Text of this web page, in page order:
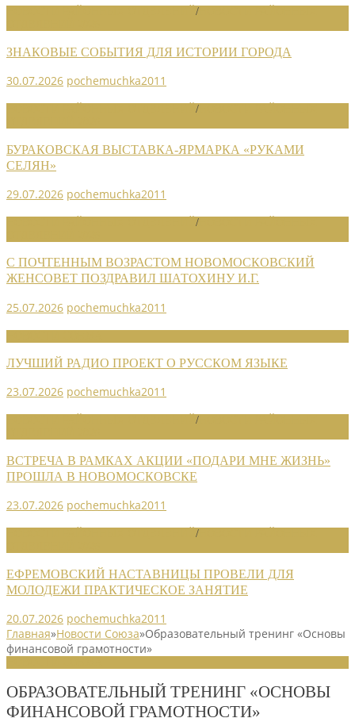
/
ЗНАКОВЫЕ СОБЫТИЯ ДЛЯ ИСТОРИИ ГОРОДА
30.07.2026 pochemuchka2011
/
БУРАКОВСКАЯ ВЫСТАВКА-ЯРМАРКА «РУКАМИ
СЕЛЯН»
29.07.2026 pochemuchka2011
/
С ПОЧТЕННЫМ ВОЗРАСТОМ НОВОМОСКОВСКИЙ
ЖЕНСОВЕТ ПОЗДРАВИЛ ШАТОХИНУ И.Г.
25.07.2026 pochemuchka2011
ЛУЧШИЙ РАДИО ПРОЕКТ О РУССКОМ ЯЗЫКЕ
23.07.2026 pochemuchka2011
/
ВСТРЕЧА В РАМКАХ АКЦИИ «ПОДАРИ МНЕ ЖИЗНЬ»
ПРОШЛА В НОВОМОСКОВСКЕ
23.07.2026 pochemuchka2011
/
ЕФРЕМОВСКИЙ НАСТАВНИЦЫ ПРОВЕЛИ ДЛЯ
МОЛОДЕЖИ ПРАКТИЧЕСКОЕ ЗАНЯТИЕ
20.07.2026 pochemuchka2011
Главная»Новости Союза»Образовательный тренинг «Основы
финансовой грамотности»
ОБРАЗОВАТЕЛЬНЫЙ ТРЕНИНГ «ОСНОВЫ
ФИНАНСОВОЙ ГРАМОТНОСТИ»